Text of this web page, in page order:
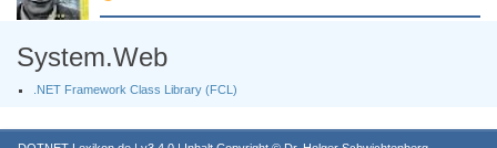
System.Web
.NET Framework Class Library (FCL)